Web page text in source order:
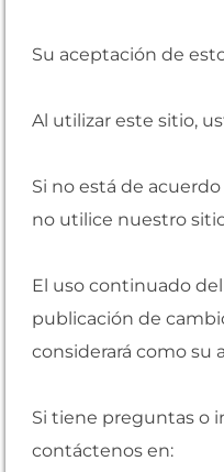
Su aceptación de
Al utilizar este sitio,
Si no está de
no utilice nuestro
El uso continuado
publicación de
considerará como su
Si tiene preguntas o
contáctenos en: